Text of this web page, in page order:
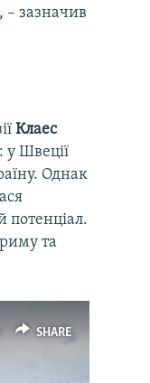
– зазначив
Клаес
у Швеції
Однак
потенціал.
та
SHARE